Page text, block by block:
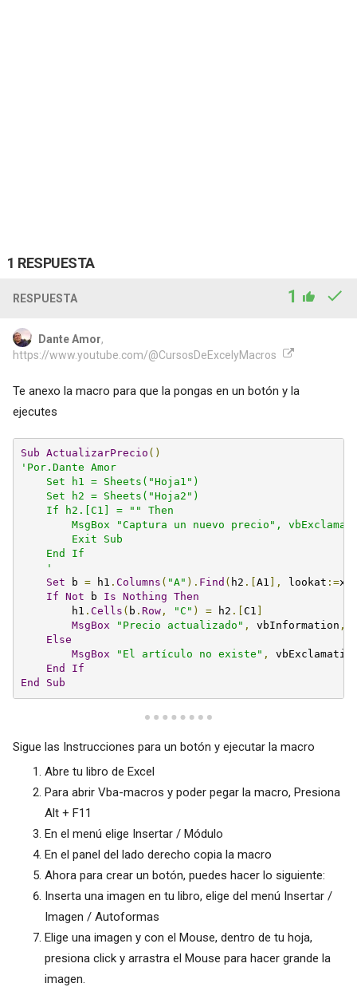
1 RESPUESTA
RESPUESTA 1
Dante Amor,
https://www.youtube.com/@CursosDeExcelyMacros
Te anexo la macro para que la pongas en un botón y la
ejecutes
Sub ActualizarPrecio ()
'Por.Dante Amor
Set h1 = Sheets("Hoja1")
Set h2 = Sheets("Hoja2")
If h2.[C1] = "" Then
MsgBox "Captura un nuevo precio", vbExclamation,
Exit Sub
End If
'
Set b = h1 .Columns ( "A" ). Find ( h2 .[A1 ], lookat :=
If
Not b Is Nothing
Then
h1 .Cells ( b . Row , "C" ) = h2 .[C1
MsgBox
"Precio actualizado" , vbInformation ,
Else
MsgBox
"El artículo no existe" ,
End
If
End
Sub
Sigue las Instrucciones para un botón y ejecutar la macro
Abre tu libro de Excel
Para abrir Vba-macros y poder pegar la macro, Presiona
Alt + F11
En el menú elige Insertar / Módulo
En el panel del lado derecho copia la macro
Ahora para crear un botón, puedes hacer lo siguiente:
Inserta una imagen en tu libro, elige del menú Insertar /
Imagen / Autoformas
Elige una imagen y con el Mouse, dentro de tu hoja,
presiona click y arrastra el Mouse para hacer grande la
imagen.